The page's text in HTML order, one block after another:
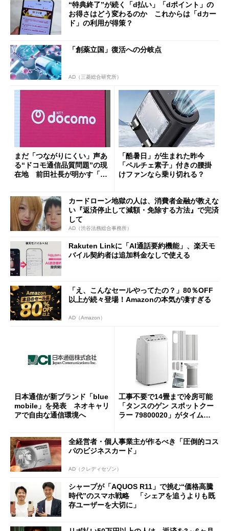
“特典終了”が続く「d払い」「dポイント」の
お得さはどう変わるのか これからは「dカー
ド」の利用が得策？
「創薬立国」復活への分岐点
AD（三菱総合研究所）
まだ「つながりにくい」声あ
る“ドコモ通信品質問題”の現
在地 前田社長が明かす「道
「酷暑日」が生まれた昨今
「ペルチェ素子」付きの腰掛
けファンなら乗り切れる？
カードローン地獄の人は、消費者金融が教えな
い『返済停止して減額・免除する方法』で完済
して
AD（渋谷法務総合事務所）
Rakuten Linkに「AI通話要約機能」、楽天モ
バイル契約者は追加料金なしで使える
「え、こんなセールやってたの？」80％OFF
以上が続々登場！Amazonの本気が凄すぎる
AD（Amazon）
日本通信が新ブランド「blue
mobile」を発表 ネオキャリ
アで自由な通信環境へ
工事不要で14畳まで冷房可能
「タンスのゲン スポットクー
ラー 79800020」がタイムセ
全経営者・個人事業主が作るべき「圧倒的コス
パのビジネスカード」
AD（クレディセゾン）
シャープが「AQUOS R11」で挑む“価格高騰
時代”のスマホ戦略 「シェアを追うよりも既
存ユーザーを大切に」